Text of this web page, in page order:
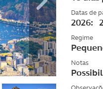
Datas de
2026:
Regime
Notas